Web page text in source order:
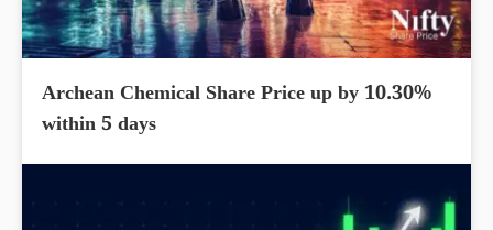
Archean Chemical Share Price up by 10.30%
within 5 days